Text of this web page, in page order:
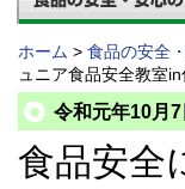
ホーム > 食品の安全
ュニア食品安全教室
令和元年10月
食品安全